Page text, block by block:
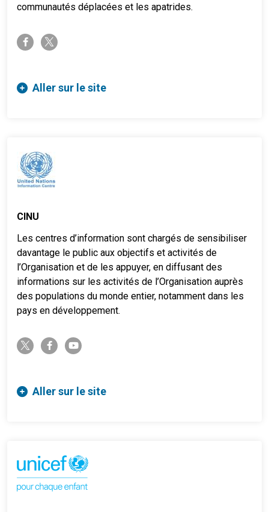
communautés déplacées et les apatrides.
facebook-ftwitter-x
Aller sur le site
CINU
Les centres d’information sont chargés de sensibiliser
davantage le public aux objectifs et activités de
l’Organisation et de les appuyer, en diffusant des
informations sur les activités de l’Organisation auprès
des populations du monde entier, notamment dans les
pays en développement.
twitter-x facebook-fyoutube
Aller sur le site